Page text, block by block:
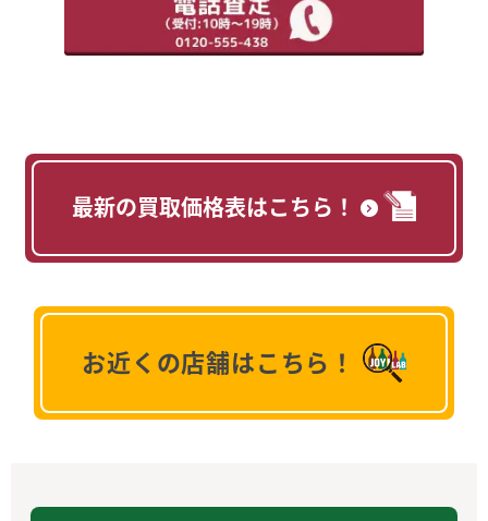
最新の買取価格表はこちら！
お近くの店舗はこちら！